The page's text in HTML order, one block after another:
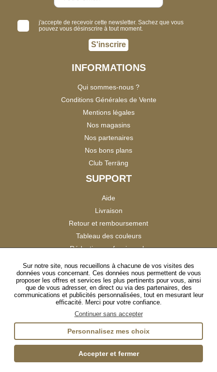
j'accepte de recevoir cette newsletter. Sachez que vous
pouvez vous désinscrire à tout moment.
S'inscrire
INFORMATIONS
Qui sommes-nous ?
Conditions Générales de Vente
Mentions légales
Nos magasins
Nos partenaires
Nos bons plans
Club Terräng
SUPPORT
Aide
Livraison
Retour et remboursement
Tableau des couleurs
Réduction professionnels
Satisfaction Clients
SUIVEZ-NOUS
InstagramTikTokFacebookYouTubeLinkedIn
Gestion des cookies
Sur notre site, nous recueillons à chacune de vos visites des
données vous concernant. Ces données nous permettent de vous
proposer les offres et services les plus pertinents pour vous, ainsi
que de vous adresser, en direct ou via des partenaires, des
communications et publicités personnalisées, tout en mesurant leur
efficacité. Merci pour votre confiance.
Continuer sans accepter
Personnalisez mes choix
Accepter et fermer